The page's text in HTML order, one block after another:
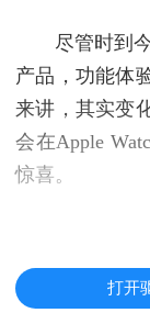
尽管时到
产品，功能体
来讲，其实变
会在Apple
惊喜。
打开